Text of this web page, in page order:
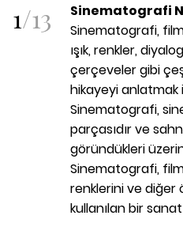
1/13 Sinematografi
Sinematografi,
ışık, renkler,
çerçeveler gibi
hikayeyi anlatmak
Sinematografi,
parçasıdır ve
göründükleri
Sinematografi,
renklerini ve diğer
kullanılan bir